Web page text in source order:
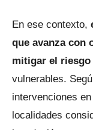
En ese contexto,
que avanza con
mitigar el
vulnerables.
intervenciones
localidades